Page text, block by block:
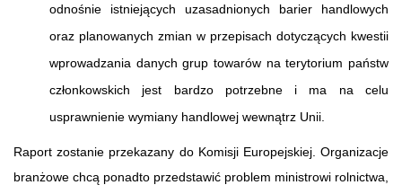
odnośnie istniejących uzasadnionych barier handlowych
oraz planowanych zmian w przepisach dotyczących kwestii
wprowadzania danych grup towarów na terytorium państw
członkowskich jest bardzo potrzebne i ma na celu
usprawnienie wymiany handlowej wewnątrz Unii.
Raport zostanie przekazany do Komisji Europejskiej. Organizacje
branżowe chcą ponadto przedstawić problem ministrowi rolnictwa,